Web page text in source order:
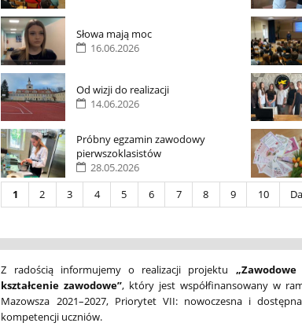
Słowa mają moc
16.06.2026
Od wizji do realizacji
14.06.2026
Próbny egzamin zawodowy
pierwszoklasistów
28.05.2026
1 2 3 4 5 6 7 8 9 10
Z radością informujemy o realizacji projektu
kształcenie zawodowe”, który jest współfinansowany w
Mazowsza 2021–2027, Priorytet VII: nowoczesna i
kompetencji uczniów.